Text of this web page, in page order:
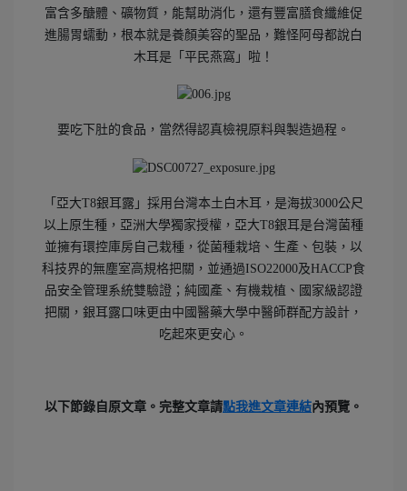
富含多醣體、礦物質，能幫助消化，還有豐富膳食纖維促
進腸胃蠕動，根本就是養顏美容的聖品，難怪阿母都說白
木耳是「平民燕窩」啦！
要吃下肚的食品，當然得認真檢視原料與製造過程。
「亞大T8銀耳露」採用台灣本土白木耳，是海拔3000公尺
以上原生種，亞洲大學獨家授權，亞大T8銀耳是台灣菌種
並擁有環控庫房自己栽種，從菌種栽培、生產、包裝，以
科技界的無塵室高規格把關，並通過ISO22000及HACCP食
品安全管理系統雙驗證；純國產、有機栽植、國家級認證
把關，銀耳露口味更由中國醫藥大學中醫師群配方設計，
吃起來更安心。
以下節錄自原文章。 完整文章請點我進文章連結內預覽。